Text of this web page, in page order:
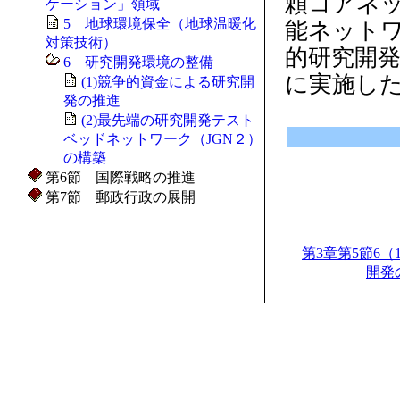
ケーション」領域
5 地球環境保全（地球温暖化
対策技術）
6 研究開発環境の整備
(1)競争的資金による研究開
発の推進
(2)最先端の研究開発テスト
ベッドネットワーク（JGN２）
の構築
第6節 国際戦略の推進
第7節 郵政行政の展開
能ネット
的研究開
に実施し
第3章第5節6
開